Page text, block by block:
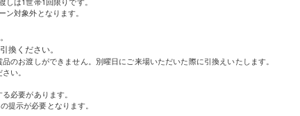
対象外となります。
ください。
のお渡しができません。別曜日にご来場いただいた際に引換えいたします。
い。
必要があります。
提示が必要となります。